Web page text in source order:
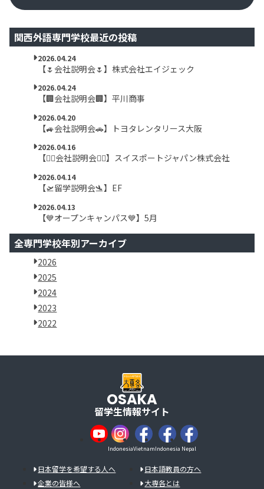
関西外語専門学校最近の投稿
2026.04.24
【🌷会社説明会🌷】株式会社エイジェック
2026.04.24
【🏢会社説明会🏢】平川商事
2026.04.20
【🚙会社説明会🚗】トヨタレンタリース大阪
2026.04.16
【👷‍♀️会社説明会👷‍♂️】スイスポートジャパン株式会社
2026.04.14
【🛫留学説明会🛬】EF
2026.04.13
【💙オープンキャンパス💙】5月
全専門学校年別アーカイブ
2026
2025
2024
2023
2022
OSAKA
留学生情報サイト
IndonesiaVietnamIndonesia Nepal
日本留学を希望する人へ
日本語教員の方へ
企業の皆様へ
大専各とは